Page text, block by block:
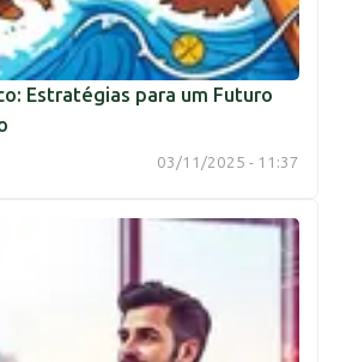
Estratégias para um Futuro
03/11/2025 - 11:37